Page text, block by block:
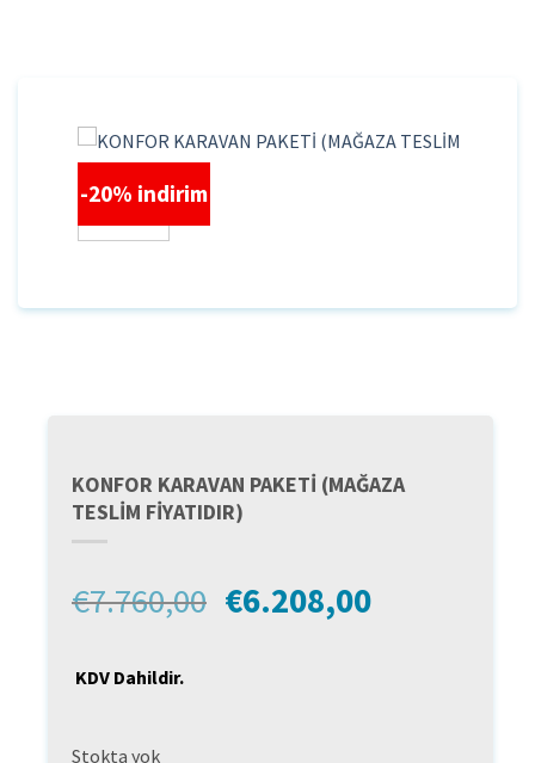
-20% indirim
KONFOR KARAVAN PAKETİ (MAĞAZA
TESLİM FİYATIDIR)
€7.760,00 Orijinal
€6.208,00Şu
KDV Dahildir.
Stokta yok